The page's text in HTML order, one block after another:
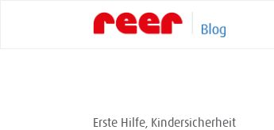
Erste Hilfe, Kindersicherheit